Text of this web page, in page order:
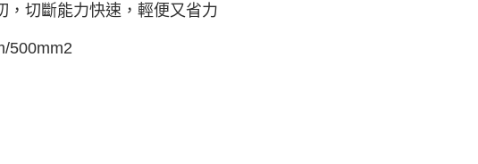
，切斷能力快速，輕便又省力
500mm2